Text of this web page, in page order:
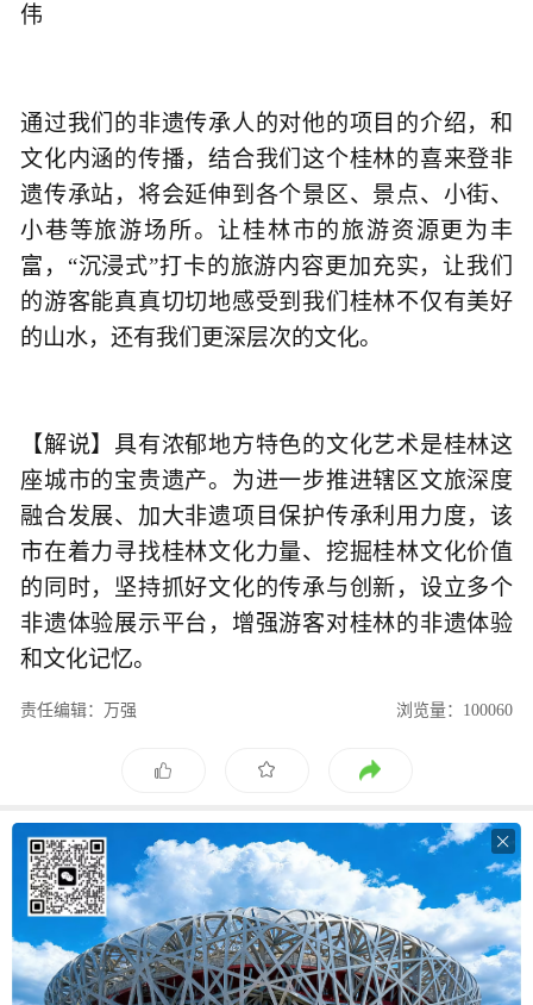
伟
通过我们的非遗传承人的对他的项目的介绍，和
文化内涵的传播，结合我们这个桂林的喜来登非
遗传承站，将会延伸到各个景区、景点、小街、
小巷等旅游场所。让桂林市的旅游资源更为丰
富，“沉浸式”打卡的旅游内容更加充实，让我们
的游客能真真切切地感受到我们桂林不仅有美好
的山水，还有我们更深层次的文化。
【解说】具有浓郁地方特色的文化艺术是桂林这
座城市的宝贵遗产。为进一步推进辖区文旅深度
融合发展、加大非遗项目保护传承利用力度，该
市在着力寻找桂林文化力量、挖掘桂林文化价值
的同时，坚持抓好文化的传承与创新，设立多个
非遗体验展示平台，增强游客对桂林的非遗体验
和文化记忆。
责任编辑：万强 浏览量：100060
